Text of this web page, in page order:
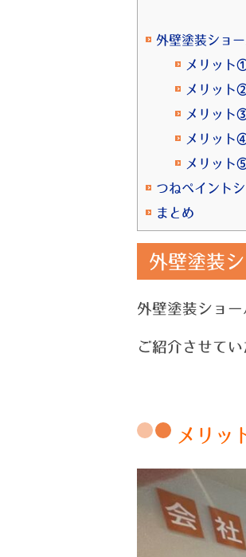
外壁塗装ショ
メリット
メリット
メリット
メリット
メリット
つねペイント
まとめ
外壁塗装
外壁塗装ショ
ご紹介させてい
メリッ